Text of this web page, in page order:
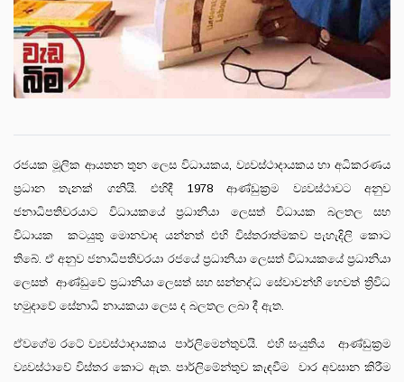
රජයක මූලික ආයතන තුන ලෙස විධායකය, ව්‍යවස්ථාදායකය හා අධිකරණය
ප්‍රධාන තැනක් ගනියි. එහිදී 1978 ආණ්ඩුක්‍රම ව්‍යවස්ථාවට අනුව
ජනාධිපතිවරයාට විධායකයේ ප්‍රධානියා ලෙසත් විධායක බලතල සහ
විධායක කටයුතු මොනවාද යන්නත් එහි විස්තරාත්මකව පැහැදිලි කොට
තිබේ. ඒ අනුව ජනාධිපතිවරයා රජයේ ප්‍රධානියා ලෙසත් විධායකයේ ප්‍රධානියා
ලෙසත් ආණ්ඩුවේ ප්‍රධානියා ලෙසත් සහ සන්නද්ධ සේවාවන්හි හෙවත් ත්‍රිවිධ
හමුදාවේ සේනාධි නායකයා ලෙස ද බලතල ලබා දී ඇත.
ඒවගේම රටේ ව්‍යවස්ථාදායකය පාර්ලිමෙන්තුවයි. එහි සංයුතිය ආණ්ඩුක්‍රම
ව්‍යවස්ථාවේ විස්තර කොට ඇත. පාර්ලිමේන්තුව කැඳවීම වාර අවසාන කිරීම